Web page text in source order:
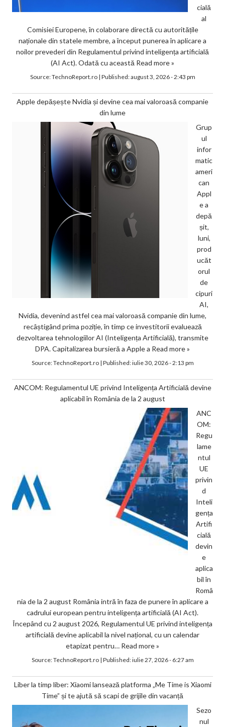
cială
al
Comisiei Europene, în colaborare directă cu autoritățile
naționale din statele membre, a început punerea în aplicare a
noilor prevederi din Regulamentul privind inteligența artificială
(AI Act). Odată cu această Read more »
Source:TechnoReport.ro| Published:august 3, 2026 - 2:43 pm
Apple depășește Nvidia și devine cea mai valoroasă companie
din lume
Grup
ul
infor
matic
ameri
can
Appl
e a
depă
șit,
luni,
prod
ucăt
orul
de
cipuri
AI,
Nvidia, devenind astfel cea mai valoroasă companie din lume,
recâștigând prima poziție, în timp ce investitorii evaluează
dezvoltarea tehnologiilor AI (Inteligența Artificială), transmite
DPA. Capitalizarea bursieră a Apple a Read more »
Source:TechnoReport.ro| Published:iulie 30, 2026 - 2:13 pm
ANCOM: Regulamentul UE privind Inteligența Artificială devine
aplicabil în România de la 2 august
ANC
OM:
Regu
lame
ntul
UE
privin
d
Inteli
gența
Artifi
cială
devin
e
aplica
bil în
Româ
nia de la 2 august România intră în faza de punere în aplicare a
cadrului european pentru inteligența artificială (AI Act).
Începând cu 2 august 2026, Regulamentul UE privind inteligența
artificială devine aplicabil la nivel național, cu un calendar
etapizat pentru… Read more »
Source:TechnoReport.ro| Published:iulie 27, 2026 - 6:27 am
Liber la timp liber: Xiaomi lansează platforma „Me Time is Xiaomi
Time” și te ajută să scapi de grijile din vacanță
Sezo
nul